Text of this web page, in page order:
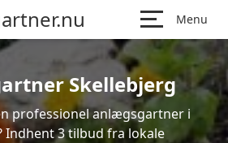
Menu
Skellebjerg
professionel anlægsgartner i
Indhent 3 tilbud fra lokale